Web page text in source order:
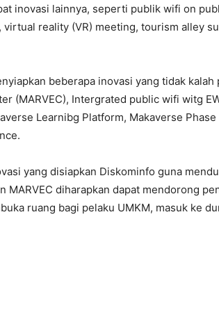
inovasi lainnya, seperti publik wifi on
reality (VR) meeting, tourism alley
beberapa inovasi yang tidak kalah
(MARVEC), Intergrated public wifi witg
Learnibg Platform, Makaverse
yang disiapkan Diskominfo guna
MARVEC diharapkan dapat mendorong
ruang bagi pelaku UMKM, masuk ke